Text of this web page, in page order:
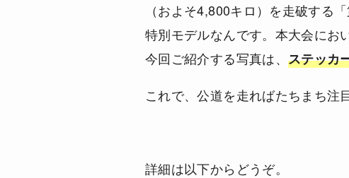
（およそ4,800キロ）を走破する
特別モデルなんです。本大会にお
今回ご紹介する写真は、 ステッカ
これで、公道を走ればたちまち注
詳細は以下からどうぞ。